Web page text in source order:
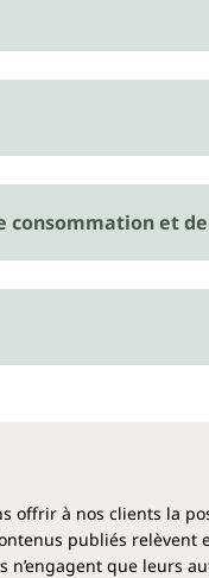
consommation et
offrir à nos clients la
publiés relèvent
que leurs